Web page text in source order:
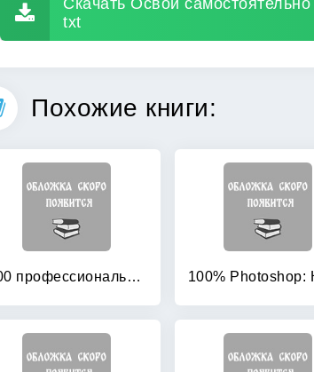
Скачать Освой
txt
Похожие книги:
100 профессиональных приемов Adobe Photoshop CS4 с нуля! (+ CD-ROM)